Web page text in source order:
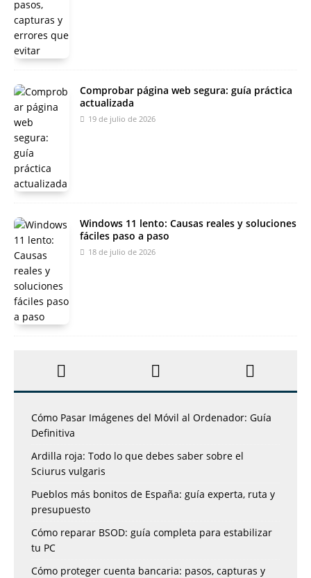
Comprobar página web segura: guía práctica
actualizada
19 de julio de 2026
Windows 11 lento: Causas reales y soluciones
fáciles paso a paso
18 de julio de 2026
Cómo Pasar Imágenes del Móvil al Ordenador: Guía
Definitiva
Ardilla roja: Todo lo que debes saber sobre el
Sciurus vulgaris
Pueblos más bonitos de España: guía experta, ruta y
presupuesto
Cómo reparar BSOD: guía completa para estabilizar
tu PC
Cómo proteger cuenta bancaria: pasos, capturas y